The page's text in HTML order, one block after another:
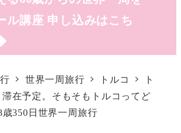
ル講座 申し込みはこち
世界一周旅行 トルコ
ト
滞在予定。そもそもトルコってど
350日世界一周旅行